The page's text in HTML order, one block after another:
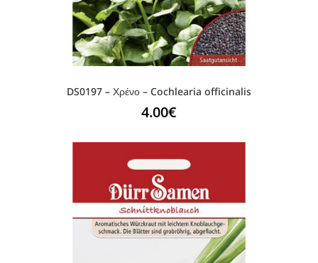
DS0197 – Χρένο – Cochlearia officinalis
4.00€